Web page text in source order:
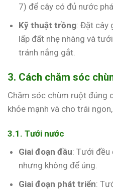
7) để cây có đủ nước
Kỹ thuật trồng: Đặt cây
lấp đất nhẹ nhàng và
tránh nắng gắt.
3. Cách chăm sóc
Chăm sóc chùm ruột đúng
khỏe mạnh và cho trái
3.1. Tưới nước
Giai đoạn đầu: Tưới đều
nhưng không để úng.
Giai đoạn phát triển: